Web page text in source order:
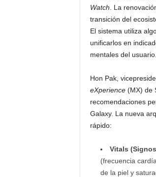
Watch . La
transición del
El sistema utiliza
unificarlos en
mentales del usuario.
Hon Pak,
eXperience(MX) de
recomendaciones
Galaxy. La nueva
rápido:
Vitals
(frecuencia
de la piel y